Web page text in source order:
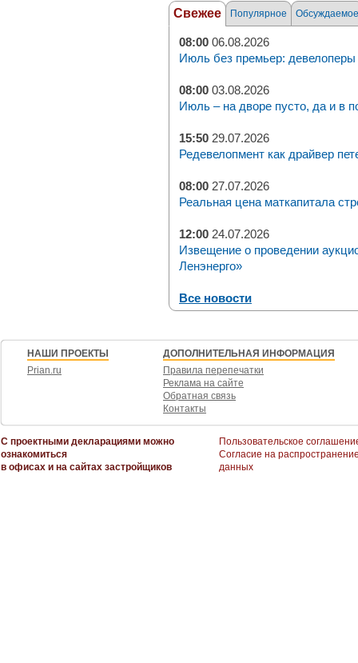
Свежее Популярное Обсуждаемое
08:00 06.08.2026
Июль без премьер: девелоперы
08:00 03.08.2026
Июль – на дворе пусто, да и в
15:50 29.07.2026
Редевелопмент как драйвер
08:00 27.07.2026
Реальная цена маткапитала
12:00 24.07.2026
Извещение о проведении
Ленэнерго»
Все новости
НАШИ ПРОЕКТЫ
Prian.ru
ДОПОЛНИТЕЛЬНАЯ ИНФОРМАЦИЯ
Правила перепечатки
Реклама на сайте
Обратная связь
Контакты
С проектными декларациями можно
ознакомиться
в офисах и на сайтах застройщиков
Пользовательское
Согласие на
данных